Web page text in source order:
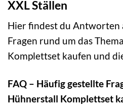
XXL Ställen
Hier findest du Antworten
Fragen rund um das
Komplettset kaufen und
FAQ – Häufig gestellte
Hühnerstall Komplettset